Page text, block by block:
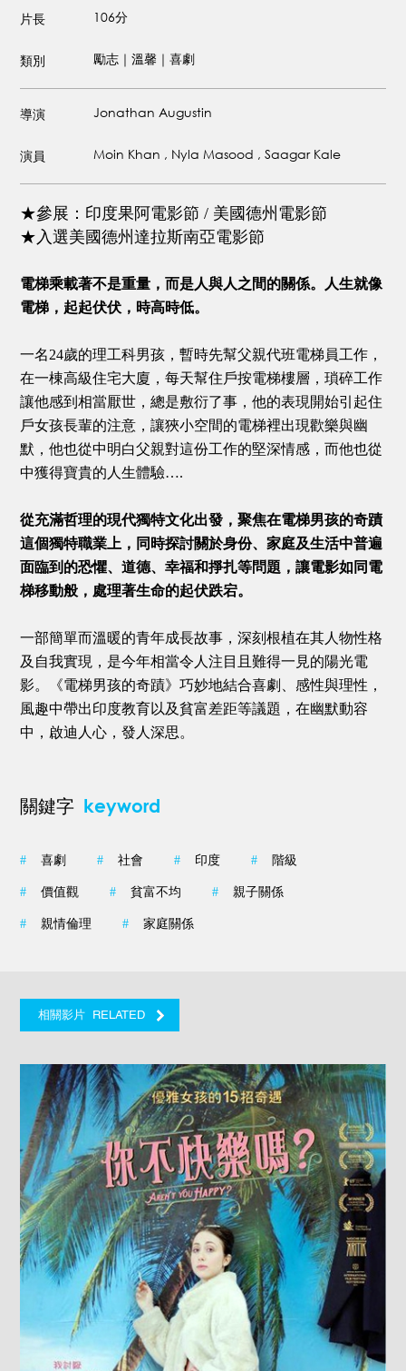
片長 106分
類別 勵志｜溫馨｜喜劇
導演 Jonathan Augustin
演員 Moin Khan , Nyla Masood , Saagar Kale
★參展：印度果阿電影節 / 美國德州電影節
★入選美國德州達拉斯南亞電影節
電梯乘載著不是重量，而是人與人之間的關係。人生就像
電梯，起起伏伏，時高時低。
一名24歲的理工科男孩，暫時先幫父親代班電梯員工作，
在一棟高級住宅大廈，每天幫住戶按電梯樓層，瑣碎工作
讓他感到相當厭世，總是敷衍了事，他的表現開始引起住
戶女孩長輩的注意，讓狹小空間的電梯裡出現歡樂與幽
默，他也從中明白父親對這份工作的堅深情感，而他也從
中獲得寶貴的人生體驗….
從充滿哲理的現代獨特文化出發，聚焦在電梯男孩的奇蹟
這個獨特職業上，同時探討關於身份、家庭及生活中普遍
面臨到的恐懼、道德、幸福和掙扎等問題，讓電影如同電
梯移動般，處理著生命的起伏跌宕。
一部簡單而溫暖的青年成長故事，深刻根植在其人物性格
及自我實現，是今年相當令人注目且難得一見的陽光電
影。《電梯男孩的奇蹟》巧妙地結合喜劇、感性與理性，
風趣中帶出印度教育以及貧富差距等議題，在幽默動容
中，啟迪人心，發人深思。
關鍵字 keyword
# 喜劇 # 社會 # 印度 # 階級
# 價值觀 # 貧富不均 # 親子關係
# 親情倫理 # 家庭關係
相關影片 RELATED